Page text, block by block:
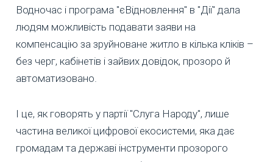
Водночас і програма "єВідновлення" в "Дії" дала
людям можливість подавати заяви на
компенсацію за зруйноване житло в кілька кліків –
без черг, кабінетів і зайвих довідок, прозоро й
автоматизовано.
І це, як говорять у партії "Слуга Народу", лише
частина великої цифрової екосистеми, яка дає
громадам та державі інструменти прозорого